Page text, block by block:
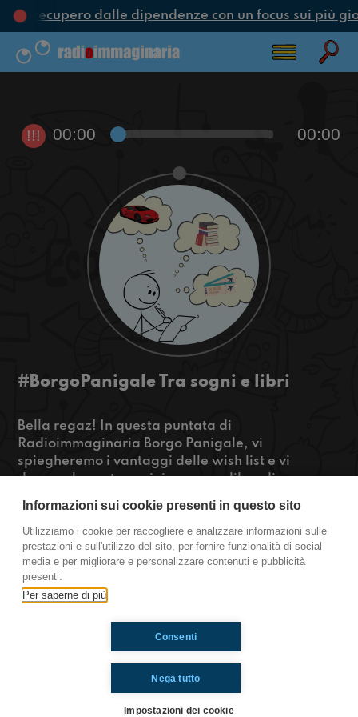
e recupero dalle dipendenze con un focus sui più
!!! 00:00 00:00
#BorgoPanigale Tra sogni e libri
Bella regaz! In questa puntata di
Radioimmaginaria Borgo Panigale, vi
spiegheremo i vantaggi delle wish list e vi
daremo la nostra opinione su un libro di una saga
siete curiosi cliccate play!
https://www.radioimmaginaria.it
Borgo Panigale
Ti è piaciuto? Condividilo!
Informazioni sui cookie presenti in questo sito
Utilizziamo i cookie per raccogliere e analizzare informazioni sulle
prestazioni e sull'utilizzo del sito, per fornire funzionalità di social
media e per migliorare e personalizzare contenuti e pubblicità
presenti.
Per saperne di più
Nega tutto
Consenti
Impostazioni dei cookie